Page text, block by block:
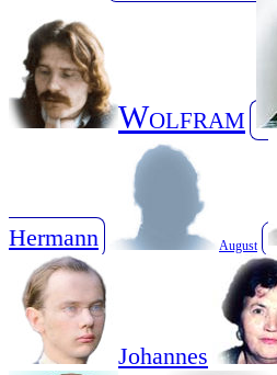
Wolfram
Hermann August
Johannes